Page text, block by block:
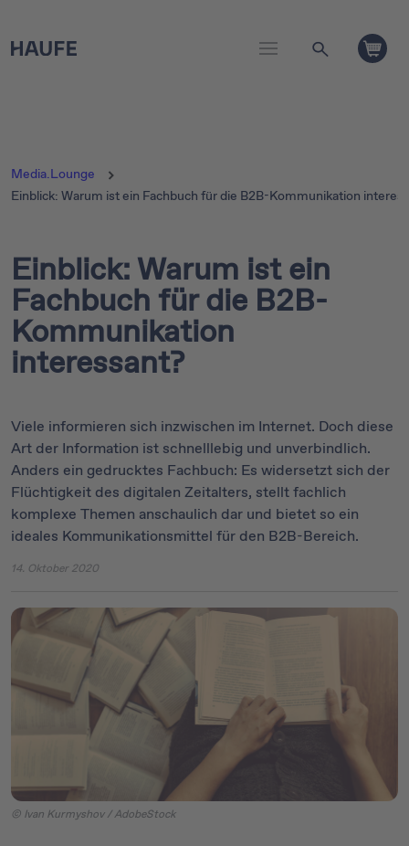
Media.Lounge
Einblick: Warum ist ein Fachbuch für die B2B-Kommunikation
Einblick: Warum ist ein
Fachbuch für die B2B-
Kommunikation
interessant?
Viele informieren sich inzwischen im Internet. Doch diese
Art der Information ist schnelllebig und unverbindlich.
Anders ein gedrucktes Fachbuch: Es widersetzt sich der
Flüchtigkeit des digitalen Zeitalters, stellt fachlich
komplexe Themen anschaulich dar und bietet so ein
ideales Kommunikationsmittel für den B2B-Bereich.
14. Oktober 2020
© Ivan Kurmyshov / AdobeStock